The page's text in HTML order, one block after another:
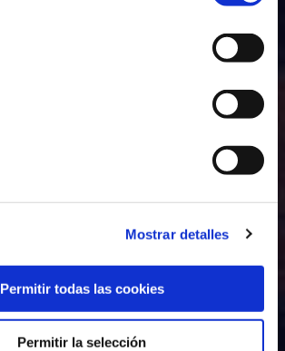
Mostrar detalles
Permitir todas las cookies
Permitir la selección